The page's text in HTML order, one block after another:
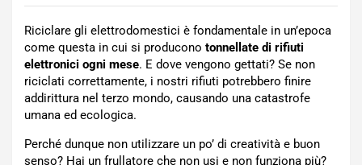
Riciclare gli elettrodomestici è fondamentale in un’epoca
come questa in cui si producono tonnellate di rifiuti
elettronici ogni mese. E dove vengono gettati? Se non
riciclati correttamente, i nostri rifiuti potrebbero finire
addirittura nel terzo mondo, causando una catastrofe
umana ed ecologica.
Perché dunque non utilizzare un po’ di creatività e buon
senso? Hai un frullatore che non usi e non funziona più?